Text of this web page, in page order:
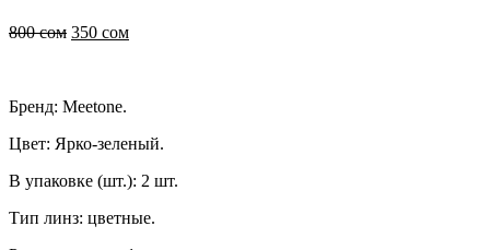
800сом 350 сом
Бренд: Meetone.
Цвет: Ярко-зеленый.
В упаковке (шт.): 2 шт.
Тип линз: цветные.